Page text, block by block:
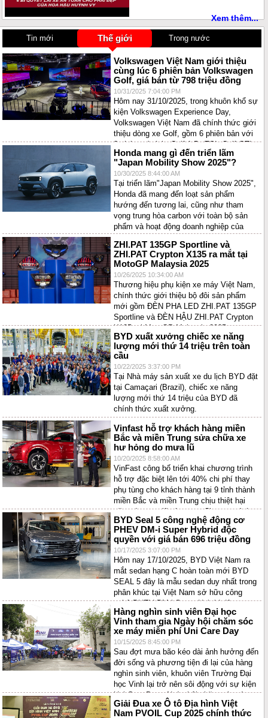
Xem thêm...
Tin mới Thế giới Trong nước
Volkswagen Việt Nam giới thiệu
cùng lúc 6 phiên bản Volkswagen
Golf, giá bán từ 798 triệu đồng
10/31/2025 7:04:00 PM
Hôm nay 31/10/2025, trong khuôn khổ sự
kiện Volkswagen Experience Day,
Volkswagen Việt Nam đã chính thức giới
thiệu dòng xe Golf, gồm 6 phiên bản với
3 nhóm cá tính: Golf 1.5 eTSI, Golf GTI,
và Golf R Performance 4Motion.
Honda mang gì đến triển lãm
"Japan Mobility Show 2025"?
10/30/2025 8:44:00 AM
Tại triển lãm"Japan Mobility Show 2025",
Honda đã mang đến loạt sản phẩm
hướng đến tương lai, cũng như tham
vọng trung hòa carbon với toàn bộ sản
phẩm và hoạt động doanh nghiệp của
mình vào năm 2050.
ZHI.PAT 135GP Sportline và
ZHI.PAT Crypton X135 ra mắt tại
MotoGP Malaysia 2025
10/26/2025 10:34:00 AM
Thương hiệu phụ kiện xe máy Việt Nam,
chính thức giới thiệu bộ đôi sản phẩm
mới gồm ĐÈN PHA LED ZHI.PAT 135GP
Sportline và ĐÈN HẬU ZHI.PAT Crypton
X135 tại MotoGP Malaysia 2025
BYD xuất xưởng chiếc xe năng
lượng mới thứ 14 triệu trên toàn
cầu
10/22/2025 3:37:00 PM
Tại Nhà máy sản xuất xe du lịch BYD đặt
tại Camaçari (Brazil), chiếc xe năng
lượng mới thứ 14 triệu của BYD đã
chính thức xuất xưởng.
Vinfast hỗ trợ khách hàng miền
Bắc và miền Trung sửa chữa xe
hư hỏng do mưa lũ
10/20/2025 8:58:00 AM
VinFast công bố triển khai chương trình
hỗ trợ đặc biệt lên tới 40% chi phí thay
phụ tùng cho khách hàng tại 9 tỉnh thành
miền Bắc và miền Trung chịu thiệt hại
nặng do mưa lũ vừa qua. Chương trình
sẽ được triển khai đến hết 31/10/2025
cho ô tô và 15/11/2025 cho xe máy điện.
BYD Seal 5 công nghệ động cơ
PHEV DM-i Super Hybrid độc
quyền với giá bán 696 triệu đồng
10/17/2025 3:07:00 PM
Hôm nay 17/10/2025, BYD Việt Nam ra
mắt sedan hạng C hoàn toàn mới BYD
SEAL 5 đây là mẫu sedan duy nhất trong
phân khúc tại Việt Nam sở hữu công
nghệ PHEV DM-i Super Hybrid độc
quyền, với giá bán 696 triệu đồng.
Hàng nghìn sinh viên Đại học
Vinh tham gia Ngày hội chăm sóc
xe máy miễn phí Uni Care Day
10/15/2025 8:45:00 PM
Sau đợt mưa bão kéo dài ảnh hưởng đến
đời sống và phương tiện đi lại của hàng
nghìn sinh viên, khuôn viên Trường Đại
học Vinh lại trở nên sôi động với sự kiện
Uni Care Day - Ngày hội chăm sóc và
bảo dưỡng xe máy miễn phí.
Giải Đua xe Ô tô Địa hình Việt
Nam PVOIL Cup 2025 chính thức